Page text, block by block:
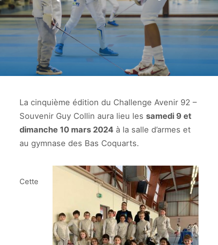
La cinquième édition du Challenge Avenir 92 –
Souvenir Guy Collin aura lieu les samedi 9 et
dimanche 10 mars 2024 à la salle d’armes et
au gymnase des Bas Coquarts.
Cette